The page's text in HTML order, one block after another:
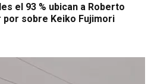
el 93 % ubican a Roberto
sobre Keiko Fujimori